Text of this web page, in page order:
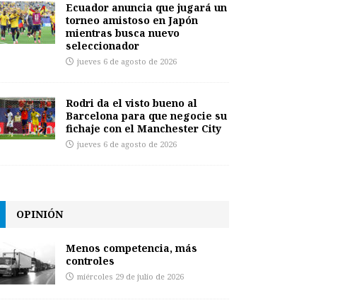
Ecuador anuncia que jugará un
torneo amistoso en Japón
mientras busca nuevo
seleccionador
jueves 6 de agosto de 2026
Rodri da el visto bueno al
Barcelona para que negocie su
fichaje con el Manchester City
jueves 6 de agosto de 2026
OPINIÓN
Menos competencia, más
controles
miércoles 29 de julio de 2026